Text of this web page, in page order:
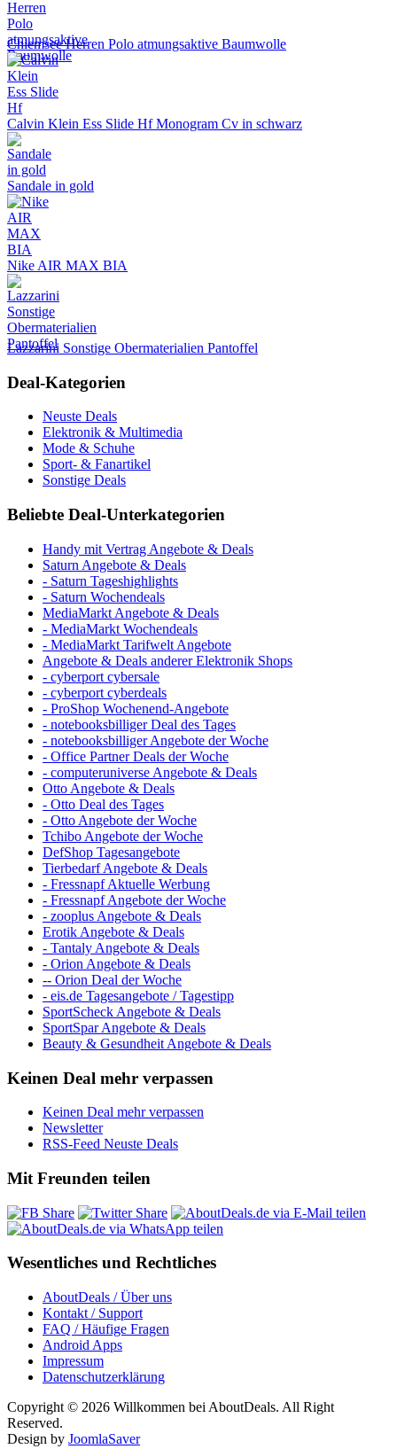
Chiemsee Herren Polo atmungsaktive Baumwolle
Calvin Klein Ess Slide Hf Monogram Cv in schwarz
Sandale in gold
Nike AIR MAX BIA
Lazzarini Sonstige Obermaterialien Pantoffel
Deal-Kategorien
Neuste Deals
Elektronik & Multimedia
Mode & Schuhe
Sport- & Fanartikel
Sonstige Deals
Beliebte Deal-Unterkategorien
Handy mit Vertrag Angebote & Deals
Saturn Angebote & Deals
- Saturn Tageshighlights
- Saturn Wochendeals
MediaMarkt Angebote & Deals
- MediaMarkt Wochendeals
- MediaMarkt Tarifwelt Angebote
Angebote & Deals anderer Elektronik Shops
- cyberport cybersale
- cyberport cyberdeals
- ProShop Wochenend-Angebote
- notebooksbilliger Deal des Tages
- notebooksbilliger Angebote der Woche
- Office Partner Deals der Woche
- computeruniverse Angebote & Deals
Otto Angebote & Deals
- Otto Deal des Tages
- Otto Angebote der Woche
Tchibo Angebote der Woche
DefShop Tagesangebote
Tierbedarf Angebote & Deals
- Fressnapf Aktuelle Werbung
- Fressnapf Angebote der Woche
- zooplus Angebote & Deals
Erotik Angebote & Deals
- Tantaly Angebote & Deals
- Orion Angebote & Deals
-- Orion Deal der Woche
- eis.de Tagesangebote / Tagestipp
SportScheck Angebote & Deals
SportSpar Angebote & Deals
Beauty & Gesundheit Angebote & Deals
Keinen Deal mehr verpassen
Keinen Deal mehr verpassen
Newsletter
RSS-Feed Neuste Deals
Mit Freunden teilen
Wesentliches und Rechtliches
AboutDeals / Über uns
Kontakt / Support
FAQ / Häufige Fragen
Android Apps
Impressum
Datenschutzerklärung
Copyright © 2026 Willkommen bei AboutDeals. All Right
Reserved.
Design by JoomlaSaver